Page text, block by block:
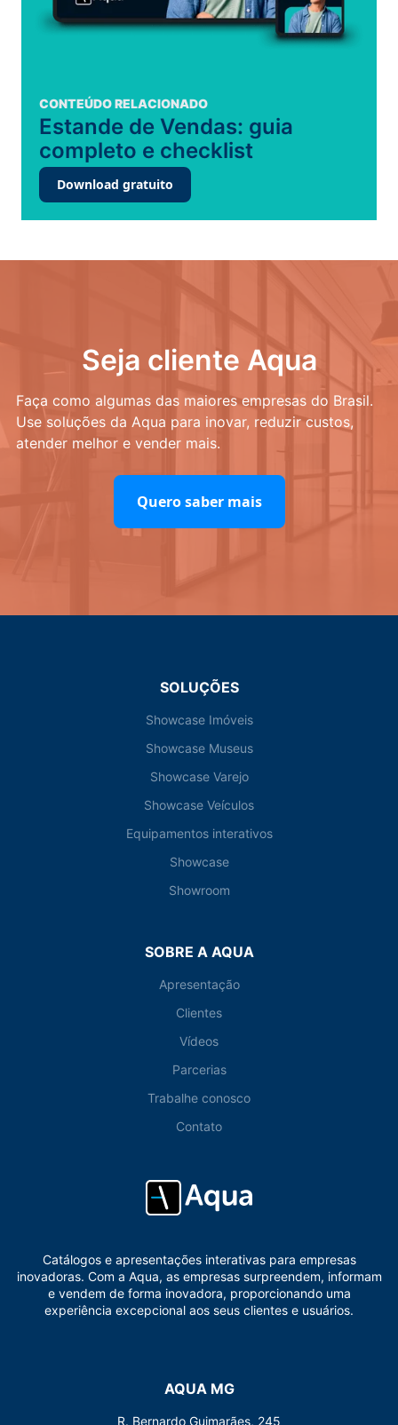
CONTEÚDO RELACIONADO
Estande de Vendas: guia
completo e checklist
Download gratuito
Seja cliente Aqua
Faça como algumas das maiores empresas do Brasil.
Use soluções da Aqua para inovar, reduzir custos,
atender melhor e vender mais.
Quero saber mais
SOLUÇÕES
Showcase Imóveis
Showcase Museus
Showcase Varejo
Showcase Veículos
Equipamentos interativos
Showcase
Showroom
SOBRE A AQUA
Apresentação
Clientes
Vídeos
Parcerias
Trabalhe conosco
Contato
Catálogos e apresentações interativas para empresas
inovadoras. Com a Aqua, as empresas surpreendem, informam
e vendem de forma inovadora, proporcionando uma
experiência excepcional aos seus clientes e usuários.
AQUA MG
R. Bernardo Guimarães, 245